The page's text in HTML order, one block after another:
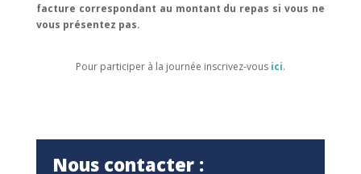
facture correspondant au montant du repas si vous ne
vous présentez pas.
Pour participer à la journée inscrivez-vous ici.
Nous contacter :